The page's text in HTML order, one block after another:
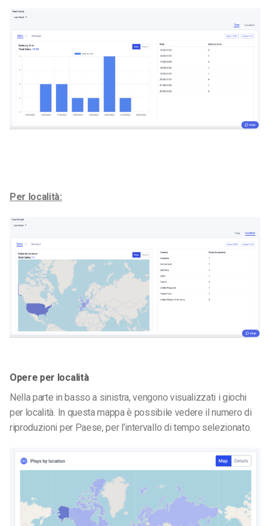
Per località:
Opere per località
Nella parte in basso a sinistra, vengono visualizzati i giochi
per località. In questa mappa è possibile vedere il numero di
riproduzioni per Paese, per l’intervallo di tempo selezionato.